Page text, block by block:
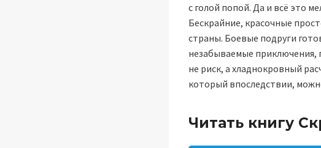
с голой попой. Да и всё это
Бескрайние, красочные
страны. Боевые подруги
незабываемые приключения,
не риск, а хладнокровный
который впоследствии,
Читать книгу